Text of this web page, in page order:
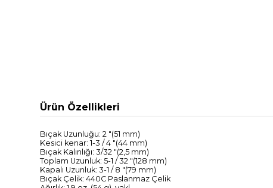
Ürün Özellikleri
Bıçak Uzunluğu: 2 "(51 mm)
Kesici kenar: 1-3 / 4 "(44 mm)
Bıçak Kalınlığı: 3/32 "(2,5 mm)
Toplam Uzunluk: 5-1 / 32 "(128 mm)
Kapalı Uzunluk: 3-1 / 8 "(79 mm)
Bıçak Çelik: 440C Paslanmaz Çelik